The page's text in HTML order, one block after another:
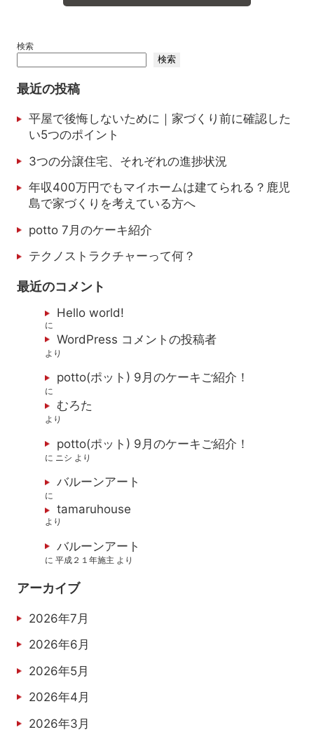
検索
検索
最近の投稿
平屋で後悔しないために｜家づくり前に確認した
い5つのポイント
3つの分譲住宅、それぞれの進捗状況
年収400万円でもマイホームは建てられる？鹿児
島で家づくりを考えている方へ
potto 7月のケーキ紹介
テクノストラクチャーって何？
最近のコメント
Hello world!
に
WordPress コメントの投稿者
より
potto(ポット) 9月のケーキご紹介！
に
むろた
より
potto(ポット) 9月のケーキご紹介！
に ニシ より
バルーンアート
に
tamaruhouse
より
バルーンアート
に平成２１年施主 より
アーカイブ
2026年7月
2026年6月
2026年5月
2026年4月
2026年3月